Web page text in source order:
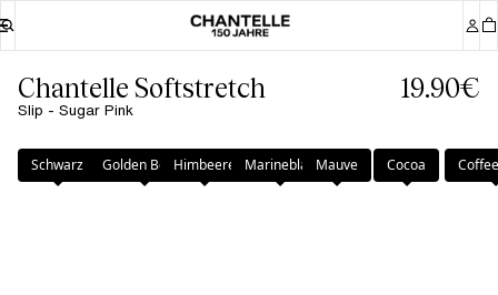
Chantelle Softstretch
Slip - Sugar Pink
19.90€
Farbe: Sugar Pink
Schwarz Golden BeigeHimbeere Marineblau Mauve Cocoa